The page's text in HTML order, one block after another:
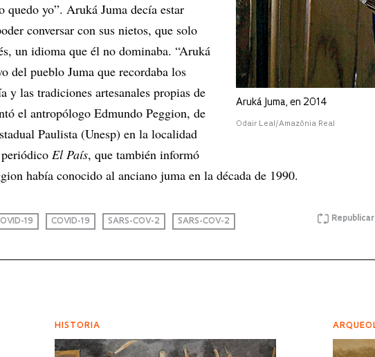
Aruká Juma, en 2014
Odair Leal/Amazônia Real
quedo yo”. Aruká Juma decía estar
conversar con sus nietos, que solo
un idioma que él no dominaba. “Aruká
del pueblo Juma que recordaba los
y las tradiciones artesanales propias de
el antropólogo Edmundo Peggion, de
Paulista (Unesp) en la localidad
El País, que también informó
había conocido al anciano juma en la década de 1990.
Republicar
19 COVID-19 SARS-COV-2 SARS-COV-2